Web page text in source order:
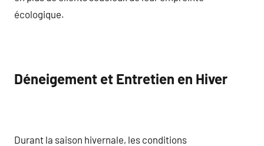
écologique.
Déneigement et Entretien en Hiver
Durant la saison hivernale, les conditions